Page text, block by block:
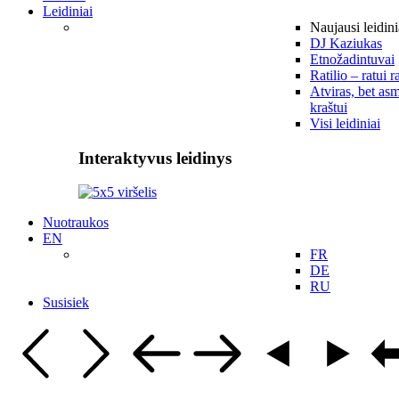
Leidiniai
Naujausi
DJ Kaziukas
Etnožadintuvai
Ratilio – ratui
Atviras, bet
kraštui
Visi leidiniai
Interaktyvus leidinys
Nuotraukos
EN
FR
DE
RU
Susisiek